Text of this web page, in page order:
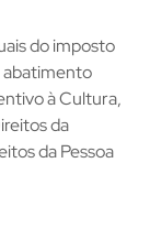
do imposto
abatimento
à Cultura,
da
da Pessoa